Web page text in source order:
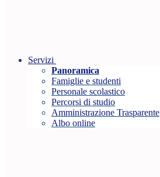
Servizi
Panoramica
Famiglie e studenti
Personale scolastico
Percorsi di studio
Amministrazione Trasparente
Albo online